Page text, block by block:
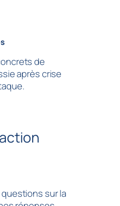
de
après crise
sur la